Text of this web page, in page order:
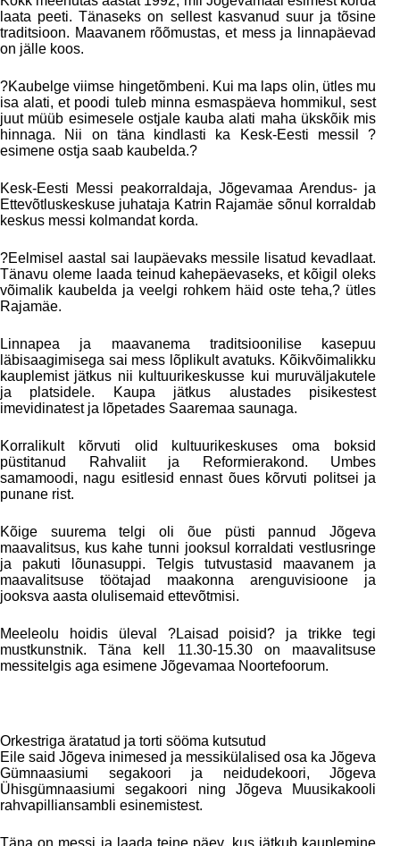
laata peeti. Tänaseks on sellest kasvanud suur ja tõsine
traditsioon. Maavanem rõõmustas, et mess ja linnapäevad
on jälle koos.
?Kaubelge viimse hingetõmbeni. Kui ma laps olin, ütles mu
isa alati, et poodi tuleb minna esmaspäeva hommikul, sest
juut müüb esimesele ostjale kauba alati maha ükskõik mis
hinnaga. Nii on täna kindlasti ka Kesk-Eesti messil ?
esimene ostja saab kaubelda.?
Kesk-Eesti Messi peakorraldaja, Jõgevamaa Arendus- ja
Ettevõtluskeskuse juhataja Katrin Rajamäe sõnul korraldab
keskus messi kolmandat korda.
?Eelmisel aastal sai laupäevaks messile lisatud kevadlaat.
Tänavu oleme laada teinud kahepäevaseks, et kõigil oleks
võimalik kaubelda ja veelgi rohkem häid oste teha,? ütles
Rajamäe.
Linnapea ja maavanema traditsioonilise kasepuu
läbisaagimisega sai mess lõplikult avatuks. Kõikvõimalikku
kauplemist jätkus nii kultuurikeskusse kui muruväljakutele
ja platsidele. Kaupa jätkus alustades pisikestest
imevidinatest ja lõpetades Saaremaa saunaga.
Korralikult kõrvuti olid kultuurikeskuses oma boksid
püstitanud Rahvaliit ja Reformierakond. Umbes
samamoodi, nagu esitlesid ennast õues kõrvuti politsei ja
punane rist.
Kõige suurema telgi oli õue püsti pannud Jõgeva
maavalitsus, kus kahe tunni jooksul korraldati vestlusringe
ja pakuti lõunasuppi. Telgis tutvustasid maavanem ja
maavalitsuse töötajad maakonna arenguvisioone ja
jooksva aasta olulisemaid ettevõtmisi.
Meeleolu hoidis üleval ?Laisad poisid? ja trikke tegi
mustkunstnik. Täna kell 11.30-15.30 on maavalitsuse
messitelgis aga esimene Jõgevamaa Noortefoorum.
Orkestriga äratatud ja torti sööma kutsutud
Eile said Jõgeva inimesed ja messikülalised osa ka Jõgeva
Gümnaasiumi segakoori ja neidudekoori, Jõgeva
Ühisgümnaasiumi segakoori ning Jõgeva Muusikakooli
rahvapilliansambli esinemistest.
Täna on messi ja laada teine päev, kus jätkub kauplemine